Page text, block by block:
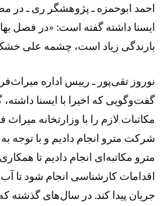
احمد ابوحمزه ـ پژوهشگر ری ـ در
ایسنا داشته گفته است: «در فصل
بارندگی زیاد است، چشمه علی
نوروز تقی‌پور ـ رییس اداره
گفت‌وگویی که اخیرا با ایسنا
مکاتبات لازم را با وزارتخانه
مترو مکاتبه‌ای انجام دادیم تا
اقدامات کارشناسی انجام شود تا
جریان پیدا کند. در سال‌های